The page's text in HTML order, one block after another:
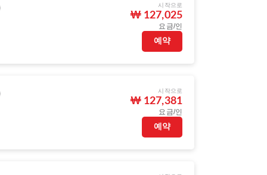
시작으로
₩ 127,025
요금/인
예약
시작으로
₩ 127,381
요금/인
예약